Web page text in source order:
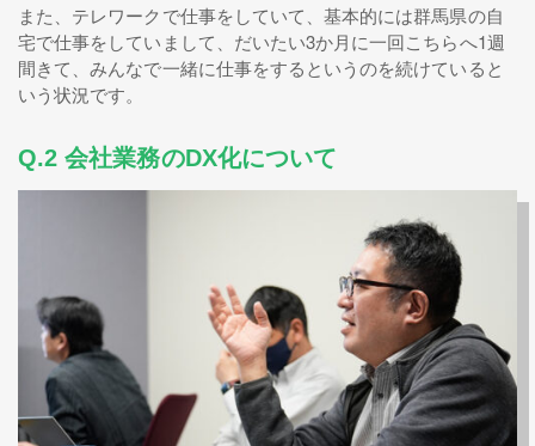
また、テレワークで仕事をしていて、基本的には群馬県の自
宅で仕事をしていまして、だいたい3か月に一回こちらへ1週
間きて、みんなで一緒に仕事をするというのを続けていると
いう状況です。
Q.2 会社業務のDX化について